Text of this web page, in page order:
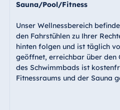
Sauna/Pool/Fitness
Unser Wellnessbereich
den Fahrstühlen zu Ihrer
hinten folgen und ist täglich
geöffnet, erreichbar über den
des Schwimmbads ist
Fitnessraums und der Sauna